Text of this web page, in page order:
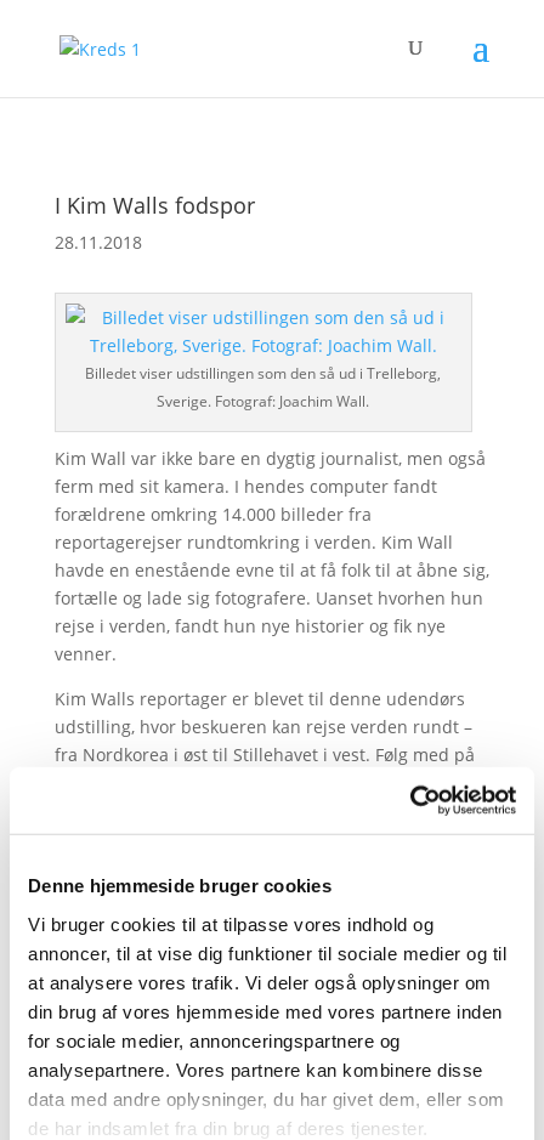
Denne hjemmeside bruger cookies
Vi bruger cookies til at tilpasse vores indhold og
annoncer, til at vise dig funktioner til sociale medier og til
at analysere vores trafik. Vi deler også oplysninger om
din brug af vores hjemmeside med vores partnere inden
for sociale medier, annonceringspartnere og
analysepartnere. Vores partnere kan kombinere disse
data med andre oplysninger, du har givet dem, eller som
de har indsamlet fra din brug af deres tjenester.
I Kim Walls fodspor
28.11.2018
Billedet viser udstillingen som den så ud i Trelleborg,
Sverige. Fotograf: Joachim Wall.
Kim Wall var ikke bare en dygtig journalist, men også
ferm med sit kamera. I hendes computer fandt
forældrene omkring 14.000 billeder fra
reportagerejser rundtomkring i verden. Kim Wall
havde en enestående evne til at få folk til at åbne sig,
fortælle og lade sig fotografere. Uanset hvorhen hun
rejse i verden, fandt hun nye historier og fik nye
venner.
Kim Walls reportager er blevet til denne udendørs
udstilling, hvor beskueren kan rejse verden rundt –
fra Nordkorea i øst til Stillehavet i vest. Følg med på
en tur til dødens slagmarker i Sri Lanka, bjergbyer i
Indien, storbykaos i Beijing, voodooo i Haiti og umage
kunstnere i USA.
Kim Wall døde i København i august 2017.
om Kim Wall – når ordene slipper op’, Gyldendal
2018. En del af indtægterne går til den fond, der blev
stiftet i Kim Walls navn, The Kim Wall Memorial Fund,
der hvert år uddeler et legat til en ung kvindelig
journalist, der arbejder i Kims ånd. Det første legat
er gået til Anne Kirstine Hermann fra København.
En del af Kims tekster kan læses